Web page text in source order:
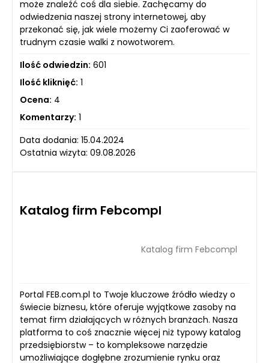
może znaleźć coś dla siebie. Zachęcamy do
odwiedzenia naszej strony internetowej, aby
przekonać się, jak wiele możemy Ci zaoferować w
trudnym czasie walki z nowotworem.
Ilość odwiedzin: 601
Ilość kliknięć: 1
Ocena: 4
Komentarzy: 1
Data dodania: 15.04.2024
Ostatnia wizyta: 09.08.2026
Katalog firm Febcompl
Katalog firm Febcompl
Portal FEB.com.pl to Twoje kluczowe źródło wiedzy o
świecie biznesu, które oferuje wyjątkowe zasoby na
temat firm działających w różnych branżach. Nasza
platforma to coś znacznie więcej niż typowy katalog
przedsiębiorstw – to kompleksowe narzędzie
umożliwiające dogłębne zrozumienie rynku oraz